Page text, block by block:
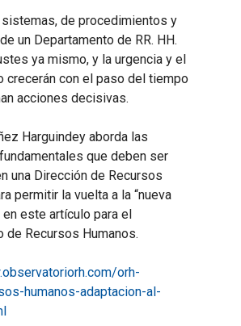
de procedimientos y
un Departamento de RR. HH.
ya mismo, y la urgencia y el
crecerán con el paso del tiempo
acciones decisivas.
Harguindey aborda las
que deben ser
una Dirección de Recursos
permitir la vuelta a la “nueva
en este artículo para el
de Recursos Humanos.
orh-
humanos-adaptacion-al-